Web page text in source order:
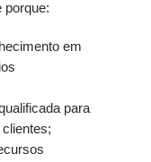
porque:
em
para